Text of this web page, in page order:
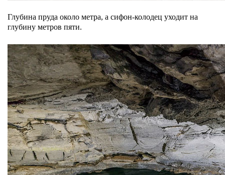
Глубина пруда около метра, а сифон-колодец уходит на
глубину метров пяти.